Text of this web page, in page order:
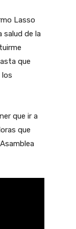
Lasso
salud de la
que
los
que ir a
que